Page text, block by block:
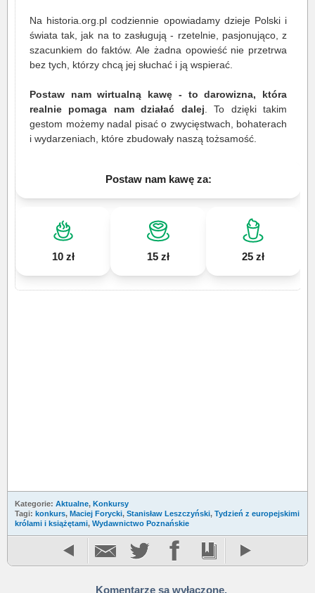
Na historia.org.pl codziennie opowiadamy dzieje Polski i
świata tak, jak na to zasługują - rzetelnie, pasjonująco, z
szacunkiem do faktów. Ale żadna opowieść nie przetrwa
bez tych, którzy chcą jej słuchać i ją wspierać.
Postaw nam wirtualną kawę - to darowizna, która
realnie pomaga nam działać dalej . To dzięki takim
gestom możemy nadal pisać o zwycięstwach, bohaterach
i wydarzeniach, które zbudowały naszą tożsamość.
Postaw nam kawę za:
10 zł 15 zł 25 zł
Kategorie: Aktualne, Konkursy
Tagi: konkurs, Maciej Forycki, Stanisław Leszczyński, Tydzień z europejskimi
królami i książętami, Wydawnictwo Poznańskie
Komentarze są wyłączone.